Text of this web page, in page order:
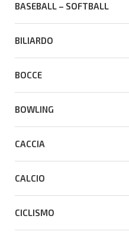
BASEBALL – SOFTBALL
BILIARDO
BOCCE
BOWLING
CACCIA
CALCIO
CICLISMO